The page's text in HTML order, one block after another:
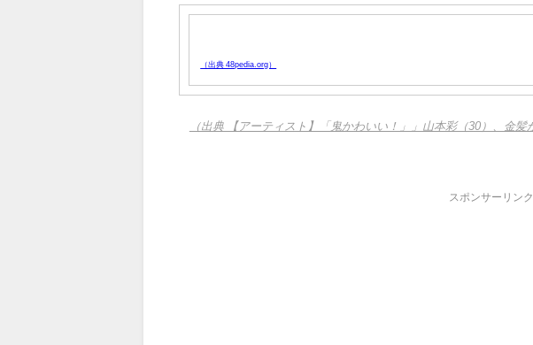
（出典 48pedia.org）
（出典 【アーティスト】「鬼かわいい！」」山本彩（30）、金
スポンサーリンク